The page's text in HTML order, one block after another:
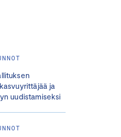
ja
uudistamiseksi